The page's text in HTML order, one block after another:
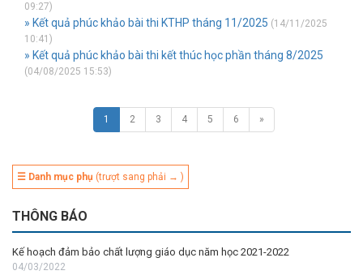
09:27)
» Kết quả phúc khảo bài thi KTHP tháng 11/2025 (14/11/2025
10:41)
» Kết quả phúc khảo bài thi kết thúc học phần tháng 8/2025
(04/08/2025 15:53)
1 2 3 4 5 6 »
☰ Danh mục phụ (trượt sang phải → )
THÔNG BÁO
Kế hoạch đảm bảo chất lượng giáo dục năm học 2021-2022
04/03/2022